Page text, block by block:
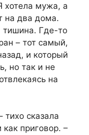
хотела мужа, а
на два дома.
тишина. Где-то
– тот самый,
и который
но так и не
на
сказала
как приговор. –